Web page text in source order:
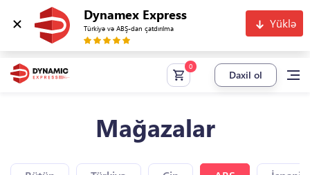
Dynamex Express
Türkiyə və ABŞ-dan çatdırılma Yüklə
Daxil ol
Mağazalar